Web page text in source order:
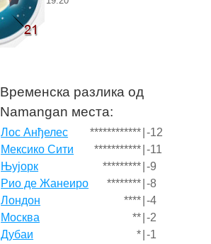
Временска разлика од
Namangan места:
Лос Анђелес ************ -12
Мексико Сити
*********** -11
Њујорк
********* -9
Рио де Жанеиро
******** -8
Лондон
**** -4
Москва
** -2
Дубаи
* -1